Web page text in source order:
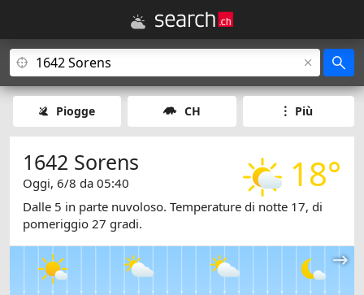
Piogge CH Più
18°
1642 Sorens
Oggi, 6/8 da 05:40
Dalle 5 in parte nuvoloso. Temperature di notte 17, di
pomeriggio 27 gradi.